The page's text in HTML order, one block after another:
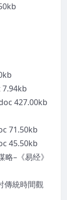
7.94kb
427.00kb
71.50kb
45.50kb
–《易经》
傳統時間觀